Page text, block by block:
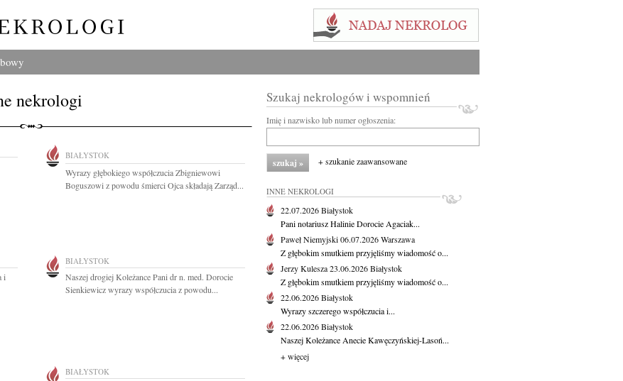
nekrologi
BIAŁYSTOK
Wyrazy głębokiego współczucia Zbigniewowi
Boguszowi z powodu śmierci Ojca składają Zarząd...
i
BIAŁYSTOK
Naszej drogiej Koleżance Pani dr n. med. Dorocie
Sienkiewicz wyrazy współczucia z powodu...
BIAŁYSTOK
Szukaj nekrologów i wspomnień
Imię i nazwisko lub numer ogłoszenia:
+ szukanie zaawansowane
INNE NEKROLOGI
22.07.2026Białystok
Pani notariusz Halinie Dorocie Agaciak...
Paweł Niemyjski06.07.2026Warszawa
Z głębokim smutkiem przyjęliśmy wiadomość o...
Jerzy Kulesza23.06.2026Białystok
Z głębokim smutkiem przyjęliśmy wiadomość o...
22.06.2026Białystok
Wyrazy szczerego współczucia i...
22.06.2026Białystok
Naszej Koleżance Anecie Kawęczyńskiej-Lasoń...
+ więcej